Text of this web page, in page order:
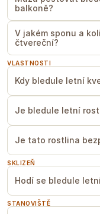
trvalky je
minimální
vyhýbají
zahradní
vlhkosti
Nemusíte
cibule jsou
až do
přilákají
nejen
balkoně?
V jakém sponu a
čtvereční?
VLASTNOSTI
Kdy bledule letní
Je bledule letní
Je tato rostlina
SKLIZEŇ
Hodí se bledule
STANOVIŠTĚ